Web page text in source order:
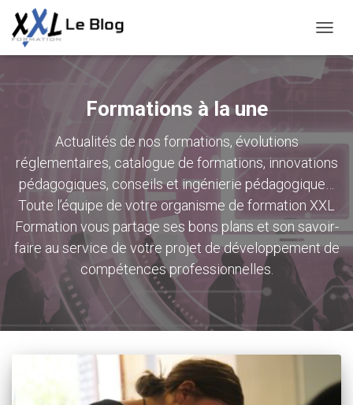
LA
Formations à la une
Actualités de nos formations, évolutions
réglementaires, catalogue de formations, innovations
pédagogiques, conseils et ingénierie pédagogique…
Toute l’équipe de votre organisme de formation XXL
Formation vous partage ses bons plans et son savoir-
faire au service de votre projet de développement de
compétences professionnelles.